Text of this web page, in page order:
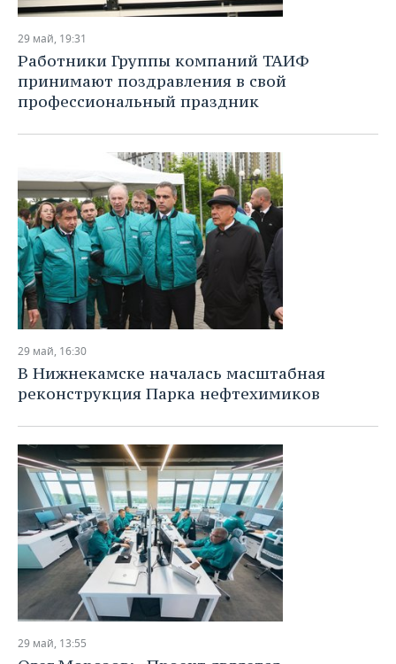
29 май, 19:31
Работники Группы компаний ТАИФ
принимают поздравления в свой
профессиональный праздник
29 май, 16:30
В Нижнекамске началась масштабная
реконструкция Парка нефтехимиков
29 май, 13:55